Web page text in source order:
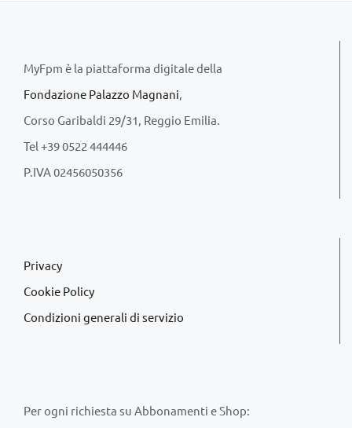
MyFpm è la piattaforma digitale della
Fondazione Palazzo Magnani,
Corso Garibaldi 29/31, Reggio Emilia.
Tel +39 0522 444446
P.IVA 02456050356
Privacy
Cookie Policy
Condizioni generali di servizio
Per ogni richiesta su Abbonamenti e Shop: